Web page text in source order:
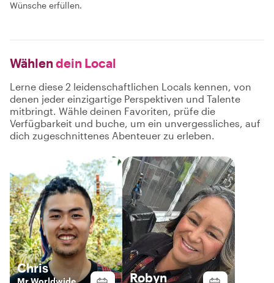
Wünsche erfüllen.
Wählen dein Local
Lerne diese 2 leidenschaftlichen Locals kennen, von
denen jeder einzigartige Perspektiven und Talente
mitbringt. Wähle deinen Favoriten, prüfe die
Verfügbarkeit und buche, um ein unvergessliches, auf
dich zugeschnittenes Abenteuer zu erleben.
Chris
Mr Worldwide
Robyn